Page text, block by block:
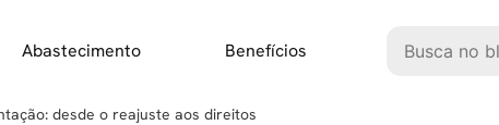
Abastecimento Benefícios
desde o reajuste aos direitos